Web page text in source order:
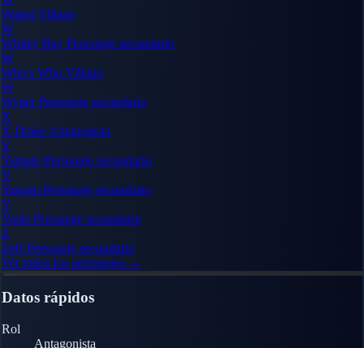
Wapol Villano
W
Whitey Bay Personaje secundario
W
Who's Who Villano
W
WyperPersonaje secundario
X
X Drake Antagonista
Y
Yamato Personaje secundario
Y
Yasopp Personaje secundario
Y
Yorki Personaje secundario
Z
ZeffPersonaje secundario
Ver todos los personajes →
Datos rápidos
Rol
Antagonista